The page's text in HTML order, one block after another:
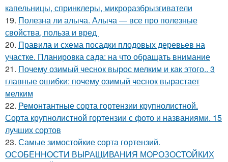
капельницы, спринклеры, микроразбрызгиватели
19. Полезна ли алыча. Алыча — все про полезные
свойства, польза и вред
20. Правила и схема посадки плодовых деревьев на
участке. Планировка сада: на что обращать внимание
21. Почему озимый чеснок вырос мелким и как этого.. 3
главные ошибки: почему озимый чеснок вырастает
мелким
22. Ремонтантные сорта гортензии крупнолистной.
Сорта крупнолистной гортензии с фото и названиями. 15
лучших сортов
23. Самые зимостойкие сорта гортензий.
ОСОБЕННОСТИ ВЫРАЩИВАНИЯ МОРОЗОСТОЙКИХ